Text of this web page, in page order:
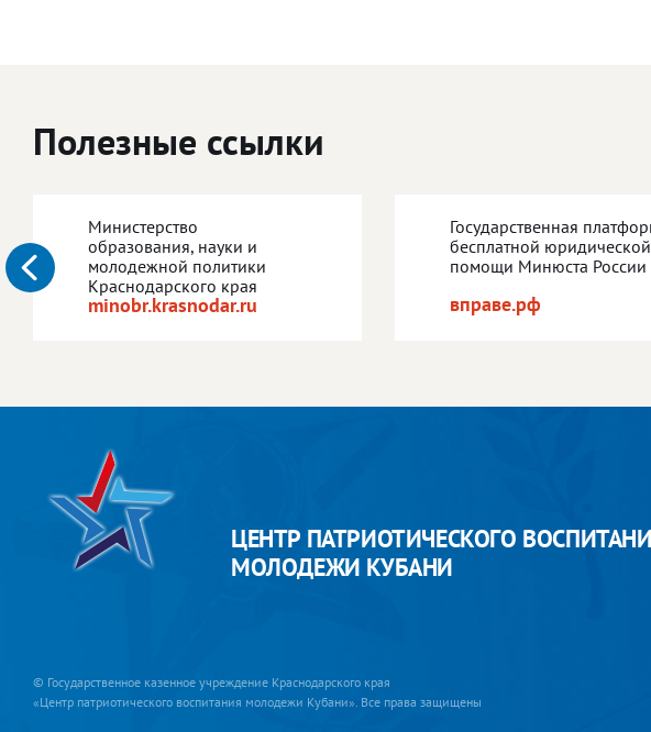
Полезные ссылки
Министерство
образования, науки и
молодежной политики
Краснодарского края
minobr.krasnodar.ru
Государственная
бесплатной юридической
помощи Минюста России
вправе.рф
ЦЕНТР ПАТРИОТИЧЕСКОГО
МОЛОДЕЖИ КУБАНИ
© Государственное казенное учреждение Краснодарского края
«Центр патриотического воспитания молодежи Кубани». Все права защищены